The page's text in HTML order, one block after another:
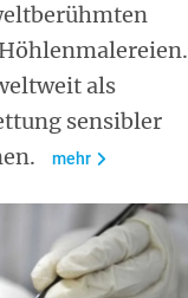
als
sensibler
mehr